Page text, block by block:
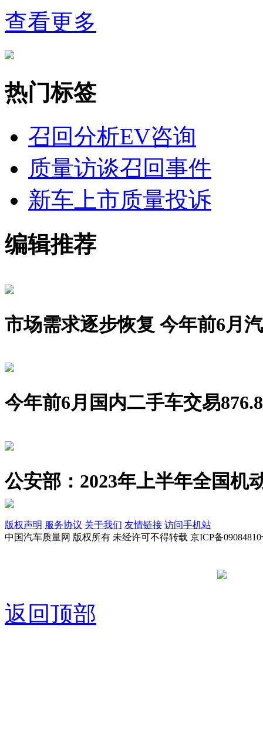
查看更多
热门标签
召回分析EV咨询
质量访谈召回事件
新车上市质量投诉
编辑推荐
市场需求逐步恢复 今年前6月
今年前6月国内二手车交易
公安部：2023年上半年全国机
版权声明 服务协议 关于我们 友情链接 访问手机站
中国汽车质量网 版权所有 未经许可不得转载 京ICP备09084810
返回顶部